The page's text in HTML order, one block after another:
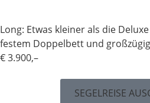
Long: Etwas kleiner als die
festem Doppelbett und
€ 3.900,–
SEGELREISE